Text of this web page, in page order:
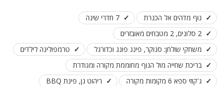
נוף מדהים אל הכנרת
7 חדרי שינה
2 סלונים, 2 מטבחים מאובזרים
משחקי שולחן: סנוקר, פינג פונג וכדורגל
טרמפולינה לילדים
בריכת שחייה מול הנוף מחוממת מקורה ומגודרת
ג'קוזי ספא 6 מקומות מקורה
ריהוט גן, פינת BBQ